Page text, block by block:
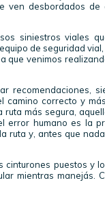
ven desbordados de
siniestros viales
de seguridad
que venimos
recomendaciones,
correcto y
más segura,
error humano es la
ruta y, antes que
puestos y
mientras manejás.